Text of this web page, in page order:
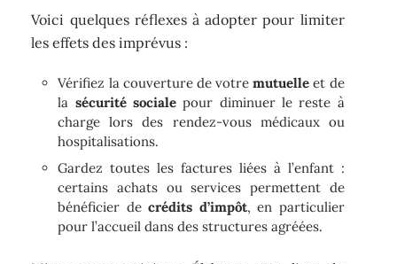
Voici quelques réflexes à adopter pour limiter
les effets des imprévus :
Vérifiez la couverture de votremutuelle et de
la sécurité sociale pour diminuer le reste à
charge lors des rendez-vous médicaux ou
hospitalisations.
Gardez toutes les factures liées à l’enfant :
certains achats ou services permettent de
bénéficier decrédits d’impôt, en particulier
pour l’accueil dans des structures agréées.